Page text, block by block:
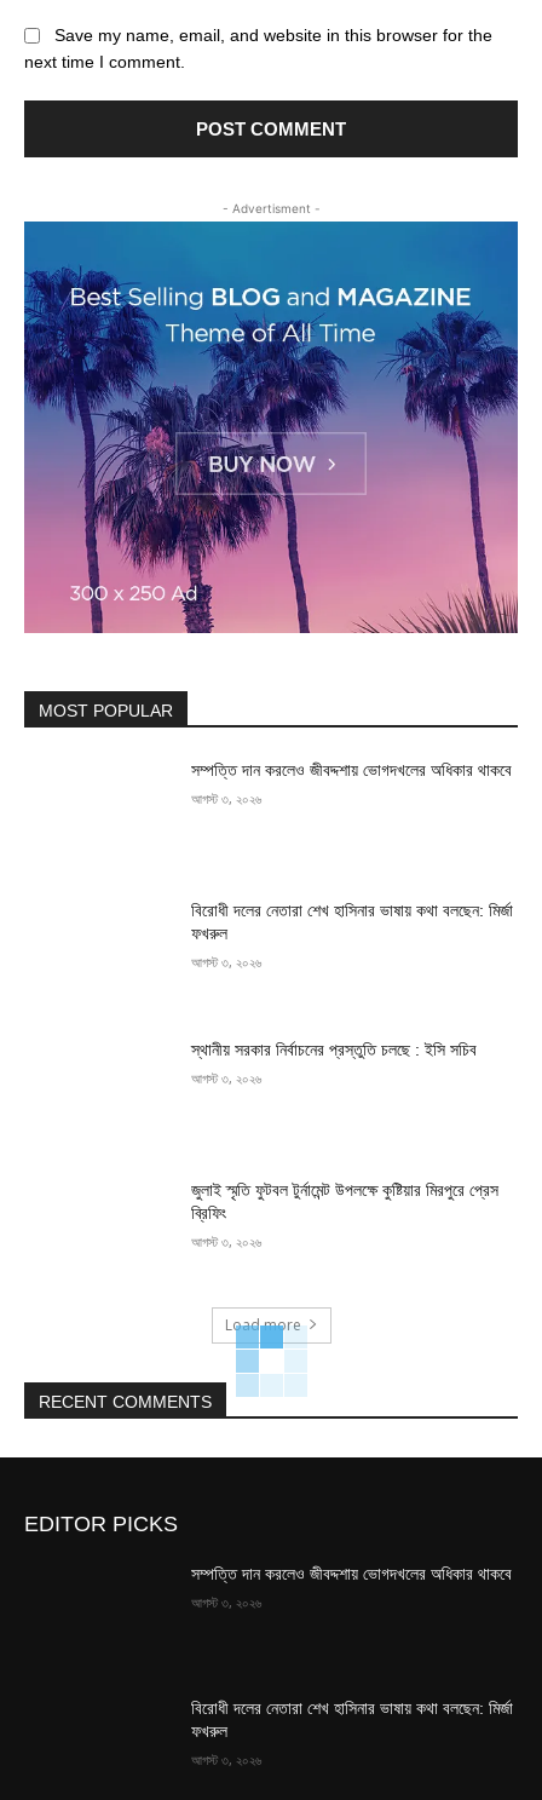
Save my name, email, and website in this browser for the
next time I comment.
- Advertisment -
MOST POPULAR
সম্পত্তি দান করলেও জীবদ্দশায় ভোগদখলের অধিকার থাকবে
আগস্ট ৩, ২০২৬
বিরোধী দলের নেতারা শেখ হাসিনার ভাষায় কথা বলছেন: মির্জা
ফখরুল
আগস্ট ৩, ২০২৬
স্থানীয় সরকার নির্বাচনের প্রস্তুতি চলছে : ইসি সচিব
আগস্ট ৩, ২০২৬
জুলাই স্মৃতি ফুটবল টুর্নামেন্ট উপলক্ষে কুষ্টিয়ার মিরপুরে প্রেস
ব্রিফিং
আগস্ট ৩, ২০২৬
Load more
RECENT COMMENTS
EDITOR PICKS
সম্পত্তি দান করলেও জীবদ্দশায় ভোগদখলের অধিকার থাকবে
আগস্ট ৩, ২০২৬
বিরোধী দলের নেতারা শেখ হাসিনার ভাষায় কথা বলছেন: মির্জা
ফখরুল
আগস্ট ৩, ২০২৬